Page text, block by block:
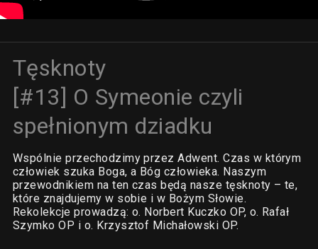
Tęsknoty
[#13] O Symeonie czyli
spełnionym dziadku
Wspólnie przechodzimy przez Adwent. Czas w którym
człowiek szuka Boga, a Bóg człowieka. Naszym
przewodnikiem na ten czas będą nasze tęsknoty – te,
które znajdujemy w sobie i w Bożym Słowie.
Rekolekcje prowadzą: o. Norbert Kuczko OP, o. Rafał
Szymko OP i o. Krzysztof Michałowski OP.